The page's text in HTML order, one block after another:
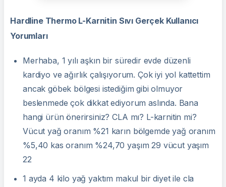
Hardline Thermo L-Karnitin Sıvı Gerçek Kullanıcı
Yorumları
Merhaba, 1 yılı aşkın bir süredir evde düzenli
kardiyo ve ağırlık çalışıyorum. Çok iyi yol kattettim
ancak göbek bölgesi istediğim gibi olmuyor
beslenmede çok dikkat ediyorum aslında. Bana
hangi ürün önerirsiniz? CLA mı? L-karnitin mi?
Vücut yağ oranım %21 karın bölgemde yağ oranım
%5,40 kas oranım %24,70 yaşım 29 vücut yaşım
22
1 ayda 4 kilo yağ yaktım makul bir diyet ile cla